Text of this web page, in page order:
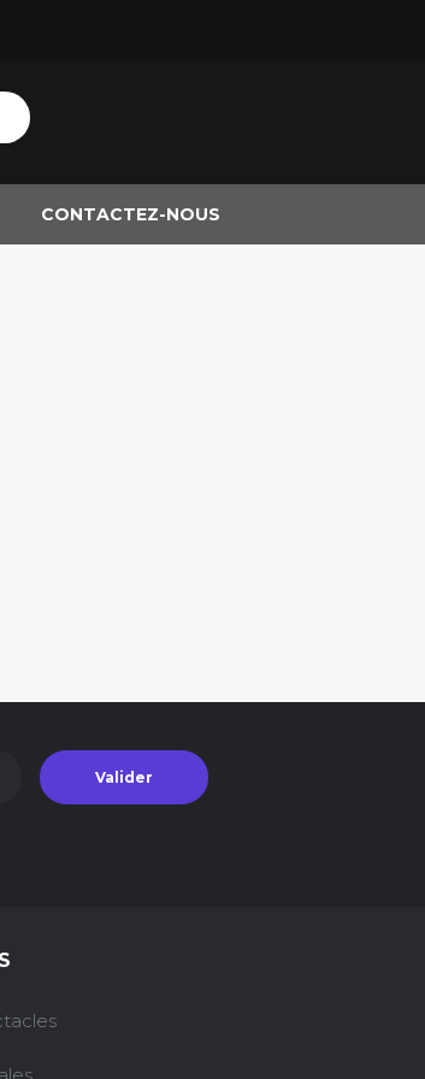
CONTACTEZ-NOUS
Valider